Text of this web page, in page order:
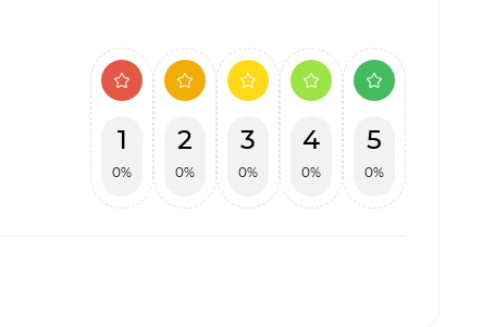
1
0%
2
0%
3
0%
4
0%
5
0%